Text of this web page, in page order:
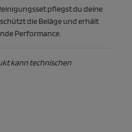
pflegst du deine
die Beläge und erhält
Performance.
kann technischen